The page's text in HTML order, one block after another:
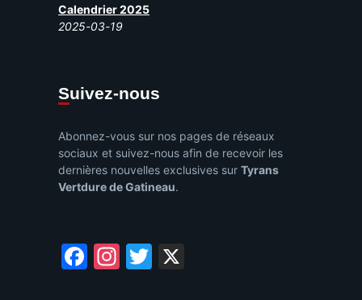
Calendrier 2025
2025-03-19
Suivez-nous
Abonnez-vous sur nos pages de réseaux
sociaux et suivez-nous afin de recevoir les
dernières nouvelles exclusives sur Tyrans
Vertdure de Gatineau.
Facebook
Instagram
Twitter